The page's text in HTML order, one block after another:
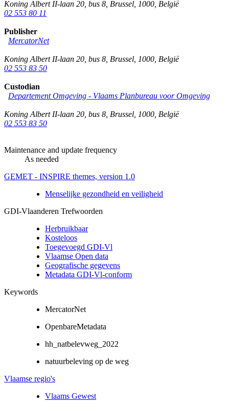
Koning Albert II-laan 20, bus 8 Brussel 1000 België
02 553 80 11
Publisher
MercatorNet
Koning Albert II-laan 20, bus 8 Brussel 1000 België
02 553 83 50
Custodian
Departement Omgeving - Vlaams Planbureau voor Omgeving
Koning Albert II-laan 20, bus 8 Brussel 1000 België
02 553 83 50
Maintenance and update frequency
As needed
GEMET - INSPIRE themes, version 1.0
Menselijke gezondheid en veiligheid
GDI-Vlaanderen Trefwoorden
Herbruikbaar
Kosteloos
Toegevoegd GDI-Vl
Vlaamse Open data
Geografische gegevens
Metadata GDI-Vl-conform
Keywords
MercatorNet
OpenbareMetadata
hh_natbelevweg_2022
natuurbeleving op de weg
Vlaamse regio's
Vlaams Gewest